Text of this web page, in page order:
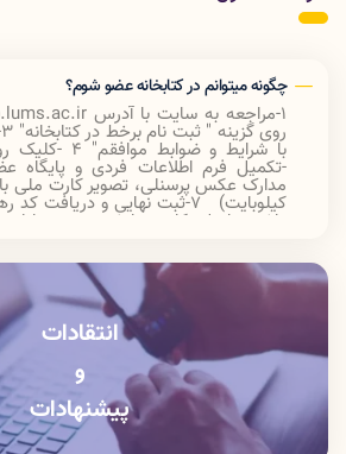
چگونه میتوانم در کتابخانه عضو شوم؟
1-مراجعه به سایت با آدرس
روی گزینه " ثبت نام برخط در کتابخانه"
با شرایط و ضوابط موافقم"
داشتن اصل کارت دانشجویی در
عضویت
انتقادات
و
پیشنهادات